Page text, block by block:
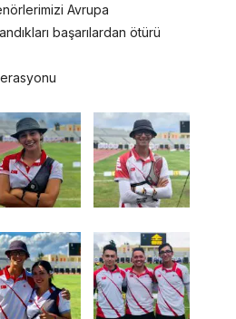
Avrupa
başarılardan ötürü